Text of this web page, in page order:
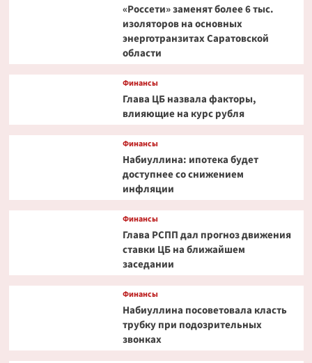
«Россети» заменят более 6 тыс.
изоляторов на основных
энерготранзитах Саратовской
области
Финансы
Глава ЦБ назвала факторы,
влияющие на курс рубля
Финансы
Набиуллина: ипотека будет
доступнее со снижением
инфляции
Финансы
Глава РСПП дал прогноз движения
ставки ЦБ на ближайшем
заседании
Финансы
Набиуллина посоветовала класть
трубку при подозрительных
звонках